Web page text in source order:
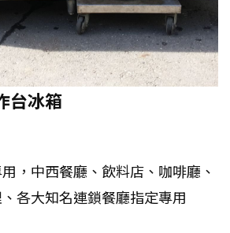
台冰箱
，中西餐廳、飲料店、咖啡廳、
各大知名連鎖餐廳指定專用